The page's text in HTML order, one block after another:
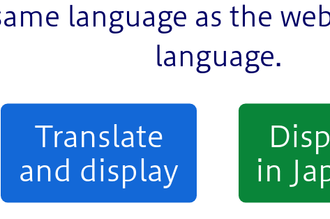
language as the
language.
Translate
and display
in
込む
相談 その他
向け 熟年者向け